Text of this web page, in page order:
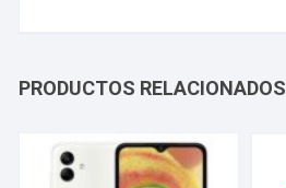
PRODUCTOS RELACIONADOS